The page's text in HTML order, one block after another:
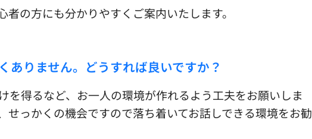
の方にも分かりやすくご案内いたします。
ありません。どうすれば良いですか？
を得るなど、お一人の環境が作れるよう工夫をお願いしま
せっかくの機会ですので落ち着いてお話しできる環境をお勧